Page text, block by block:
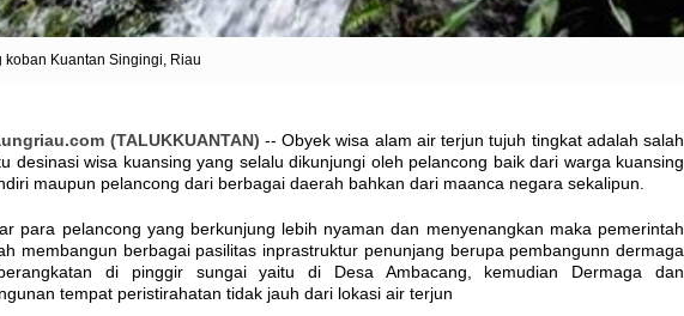
Kuantan Singingi, Riau
(TALUKKUANTAN) -- Obyek wisa alam air terjun tujuh tingkat adalah salah
desinasi wisa kuansing yang selalu dikunjungi oleh pelancong baik dari warga kuansing
maupun pelancong dari berbagai daerah bahkan dari maanca negara sekalipun.
para pelancong yang berkunjung lebih nyaman dan menyenangkan maka pemerintah
membangun berbagai pasilitas inprastruktur penunjang berupa pembangunn dermaga
di pinggir sungai yaitu di Desa Ambacang, kemudian Dermaga dan
tempat peristirahatan tidak jauh dari lokasi air terjun